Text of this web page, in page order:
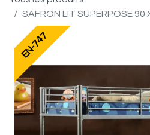
SAFRON LIT SUPERPOSE 90
EN-747